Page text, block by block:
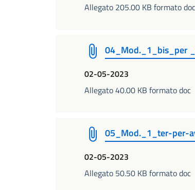
Allegato 205.00 KB formato doc
04_Mod._1_bis_per
02-05-2023
Allegato 40.00 KB formato doc
05_Mod._1_ter-per-
02-05-2023
Allegato 50.50 KB formato doc